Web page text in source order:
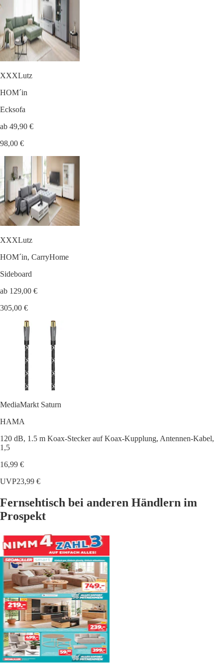
XXXLutz
HOM´in
Ecksofa
ab 49,90 €
98,00 €
XXXLutz
HOM´in, CarryHome
Sideboard
ab 129,00 €
305,00 €
MediaMarkt Saturn
HAMA
120 dB, 1.5 m Koax-Stecker auf Koax-Kupplung, Antennen-Kabel,
1,5
16,99 €
UVP23,99 €
Fernsehtisch bei anderen Händlern im
Prospekt